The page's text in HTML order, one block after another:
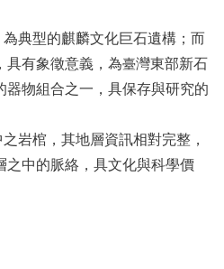
典型的麒麟文化巨石遺構；而
具有象徵意義，為臺灣東部新石
器物組合之一，具保存與研究的
岩棺，其地層資訊相對完整，
之中的脈絡，具文化與科學價